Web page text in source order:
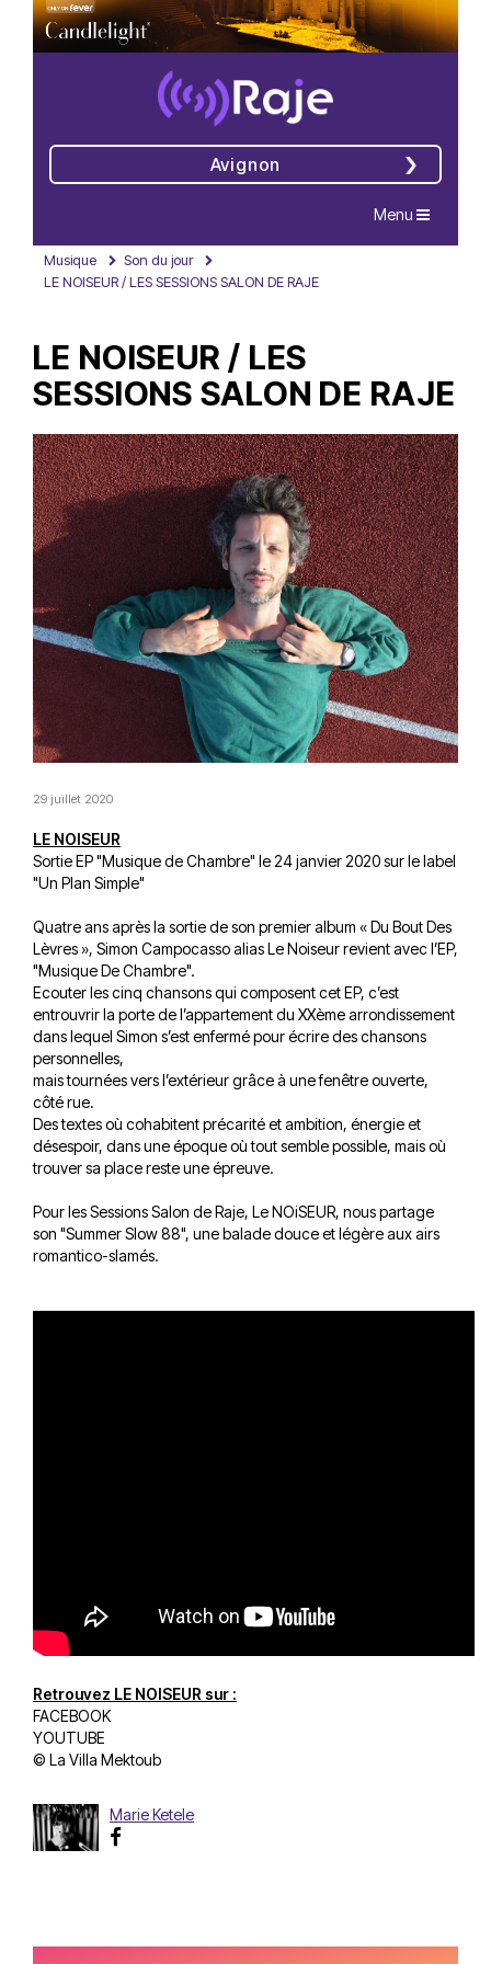
Avignon
Navigation
Menu
Musique
Son du jour
LE NOISEUR / LES SESSIONS SALON DE RAJE
LE NOISEUR / LES
SESSIONS SALON DE RAJE
29 juillet 2020
LE NOISEUR
Sortie EP "Musique de Chambre" le 24 janvier 2020 sur le label
"Un Plan Simple"
Quatre ans après la sortie de son premier album « Du Bout Des
Lèvres », Simon Campocasso alias Le Noiseur revient avec l’EP,
"Musique De Chambre".
Ecouter les cinq chansons qui composent cet EP, c’est
entrouvrir la porte de l’appartement du XXème arrondissement
dans lequel Simon s’est enfermé pour écrire des chansons
personnelles,
mais tournées vers l’extérieur grâce à une fenêtre ouverte,
côté rue.
Des textes où cohabitent précarité et ambition, énergie et
désespoir, dans une époque où tout semble possible, mais où
trouver sa place reste une épreuve.
Pour les Sessions Salon de Raje, Le NOiSEUR, nous partage
son "Summer Slow 88", une balade douce et légère aux airs
romantico-slamés.
Retrouvez LE NOISEUR sur :
FACEBOOK
YOUTUBE
© La Villa Mektoub
Marie Ketele